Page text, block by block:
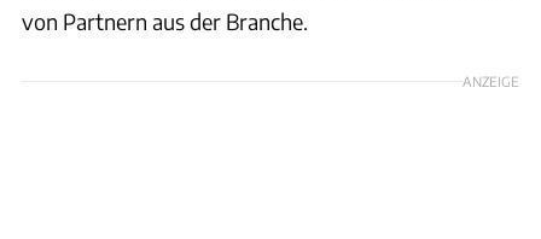
von Partnern aus der Branche.
ANZEIGE